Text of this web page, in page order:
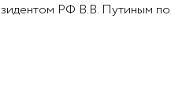
РФ В.В. Путиным